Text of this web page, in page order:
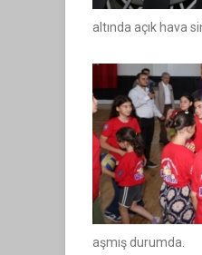
altında açık hava
aşmış durumda.